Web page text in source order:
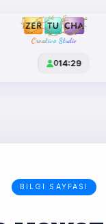
Creative Studio
014:29
BILGI SAYFASI